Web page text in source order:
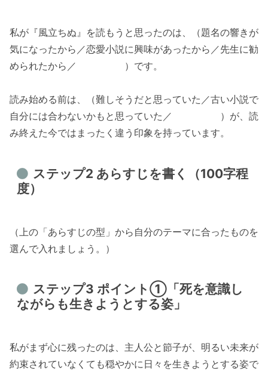
私が『風立ちぬ』を読もうと思ったのは、（題名の響きが
気になったから／恋愛小説に興味があったから／先生に勧
められたから／ ）です。
読み始める前は、（難しそうだと思っていた／古い小説で
自分には合わないかもと思っていた／ ）が、読
み終えた今ではまったく違う印象を持っています。
ステップ2 あらすじを書く（100字程
度）
（上の「あらすじの型」から自分のテーマに合ったものを
選んで入れましょう。）
ステップ3 ポイント①「死を意識し
ながらも生きようとする姿」
私がまず心に残ったのは、主人公と節子が、明るい未来が
約束されていなくても穏やかに日々を生きようとする姿で